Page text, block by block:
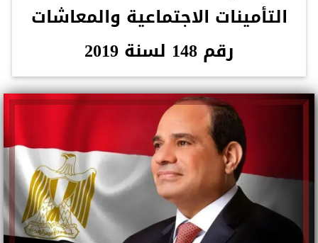
التأمينات الاجتماعية والمعاشات
رقم 148 لسنة 2019